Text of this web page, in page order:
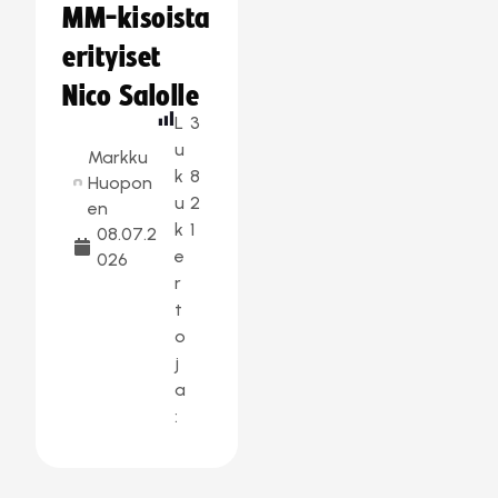
MM-kisoista
erityiset
Nico Salolle
Markku
Huopon
en
08.07.2
026
L
u
k
u
k
e
r
t
o
j
a
:
3
8
2
1